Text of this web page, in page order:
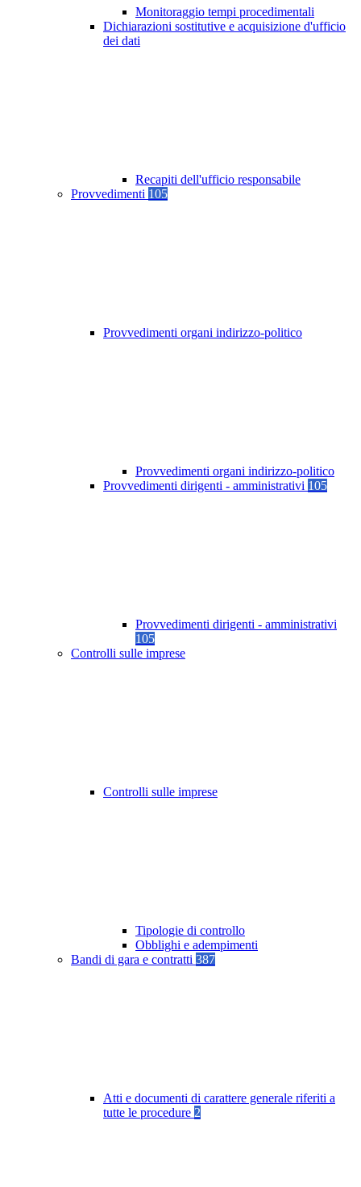
Monitoraggio tempi procedimentali
Dichiarazioni sostitutive e acquisizione d'ufficio
dei dati
Recapiti dell'ufficio responsabile
Provvedimenti 105
Provvedimenti organi indirizzo-politico
Provvedimenti organi indirizzo-politico
Provvedimenti dirigenti - amministrativi 105
Provvedimenti dirigenti - amministrativi
105
Controlli sulle imprese
Controlli sulle imprese
Tipologie di controllo
Obblighi e adempimenti
Bandi di gara e contratti 387
Atti e documenti di carattere generale riferiti a
tutte le procedure 2